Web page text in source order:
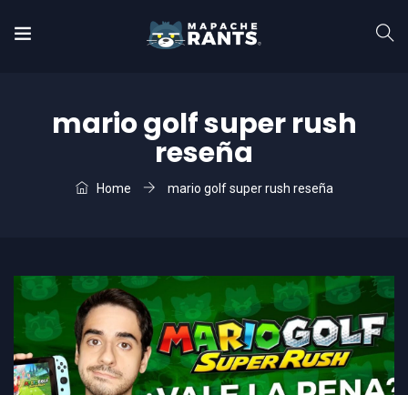
mario golf super rush
reseña
Home mario golf super rush reseña